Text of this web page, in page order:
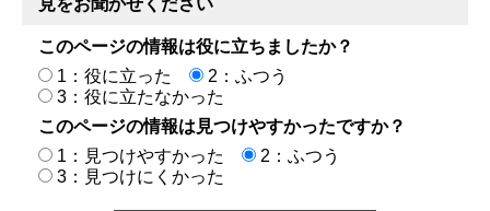
このページの情報は役に立ちましたか？
1：役に立った
2：ふつう
3：役に立たなかった
このページの情報は見つけやすかったですか？
1：見つけやすかった
2：ふつう
3：見つけにくかった